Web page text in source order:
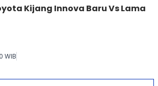
Kijang Innova Baru Vs Lama
WIB